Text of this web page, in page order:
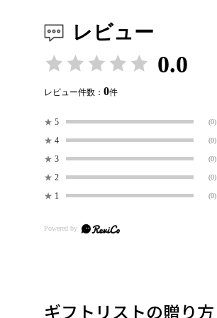
レビュー
0.0
レビュー件数： 0件
★ 5 (0)
★ 4 (0)
★ 3 (0)
★ 2 (0)
★ 1 (0)
ギフトリストの贈り方